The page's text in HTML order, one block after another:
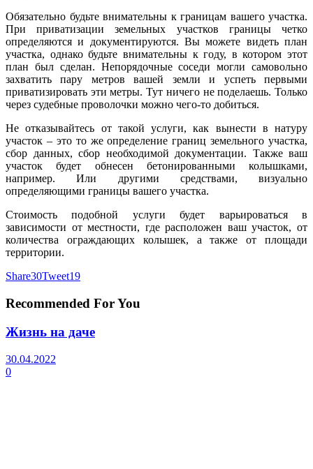
Обязательно будьте внимательны к границам вашего участка.
При приватизации земельных участков границы четко
определяются и документируются. Вы можете видеть план
участка, однако будьте внимательны к году, в котором этот
план был сделан. Непорядочные соседи могли самовольно
захватить пару метров вашей земли и успеть первыми
приватизировать эти метры. Тут ничего не поделаешь. Только
через судебные проволочки можно чего-то добиться.
Не отказывайтесь от такой услуги, как вынести в натуру
участок – это то же определение границ земельного участка,
сбор данных, сбор необходимой документации. Также ваш
участок будет обнесен бетонированными колышками,
например. Или другими средствами, визуально
определяющими границы вашего участка.
Стоимость подобной услуги будет варьироваться в
зависимости от местности, где расположен ваш участок, от
количества ограждающих колышек, а также от площади
территории.
Share30Tweet19
Recommended For You
Жизнь на даче
30.04.2022
0